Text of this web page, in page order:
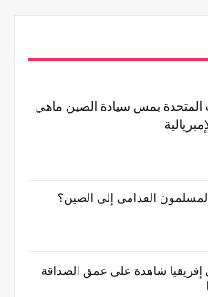
المتحدة بمس سيادة الصين ماهي
القدامى إلى الصين؟
إفريقيا شاهدة على عمق الصداقة